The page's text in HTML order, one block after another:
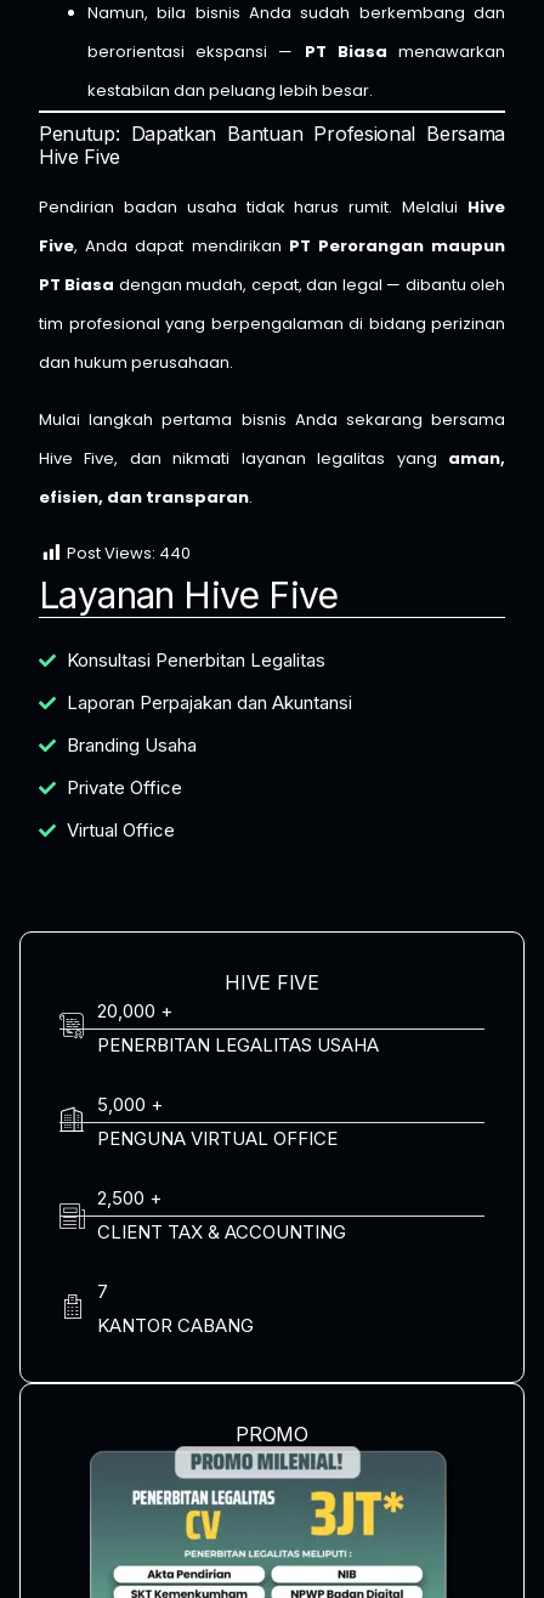
Namun, bila bisnis Anda sudah berkembang dan
berorientasi ekspansi — PT Biasa menawarkan
kestabilan dan peluang lebih besar.
Penutup: Dapatkan Bantuan Profesional Bersama
Hive Five
Pendirian badan usaha tidak harus rumit. Melalui Hive
Five, Anda dapat mendirikan PT Perorangan maupun
PT Biasa dengan mudah, cepat, dan legal — dibantu oleh
tim profesional yang berpengalaman di bidang perizinan
dan hukum perusahaan.
Mulai langkah pertama bisnis Anda sekarang bersama
Hive Five, dan nikmati layanan legalitas yang aman,
efisien, dan transparan.
Post Views: 440
Layanan Hive Five
Konsultasi Penerbitan Legalitas
Laporan Perpajakan dan Akuntansi
Branding Usaha
Private Office
Virtual Office
HIVE FIVE
20,000 +
PENERBITAN LEGALITAS USAHA
5,000 +
PENGUNA VIRTUAL OFFICE
2,500 +
CLIENT TAX & ACCOUNTING
7
KANTOR CABANG
PROMO